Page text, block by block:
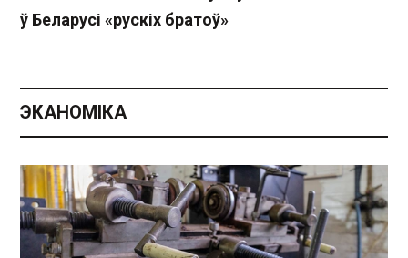
ў Беларусі «рускіх братоў»
ЭКАНОМІКА